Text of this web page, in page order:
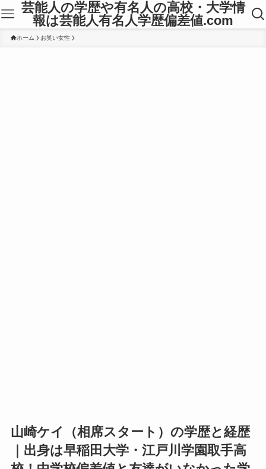
芸能人の学歴や有名人の高校・大学情
報は芸能人有名人学歴偏差値.com
ホーム お笑い女性
山崎ケイ（相席スタート）の学歴と経歴
｜出身は早稲田大学・江戸川学園取手高